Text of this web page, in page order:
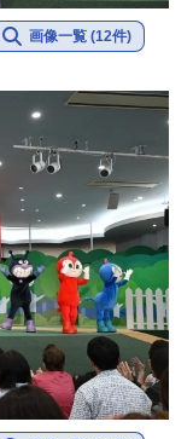
画像一覧 (12件)